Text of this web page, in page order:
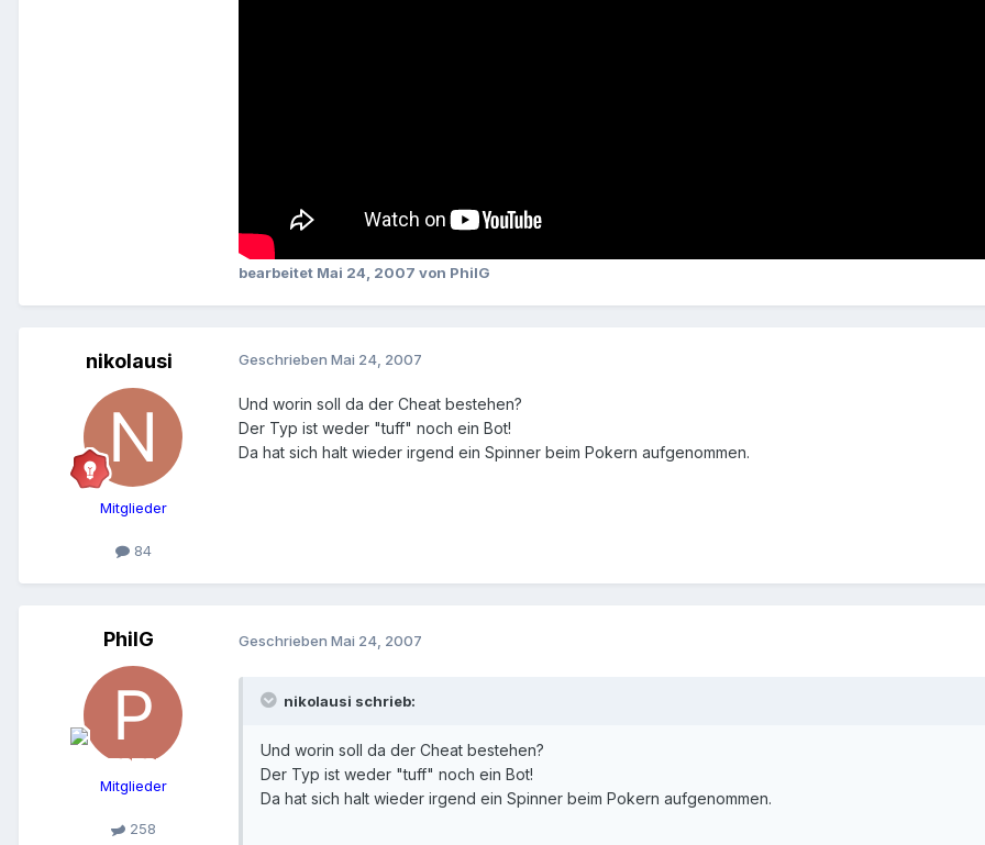
bearbeitet Mai 24, 2007 von PhilG
nikolausi
Mitglieder
84
Geschrieben Mai 24, 2007
Und worin soll da der Cheat bestehen?
Der Typ ist weder "tuff" noch ein Bot!
Da hat sich halt wieder irgend ein Spinner beim Pokern aufgenommen.
PhilG
Mitglieder
258
Geschrieben Mai 24, 2007
nikolausi schrieb:
Und worin soll da der Cheat bestehen?
Der Typ ist weder "tuff" noch ein Bot!
Da hat sich halt wieder irgend ein Spinner beim Pokern aufgenommen.